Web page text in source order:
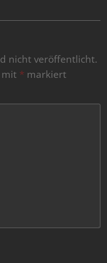
nicht veröffentlicht.
mit * markiert